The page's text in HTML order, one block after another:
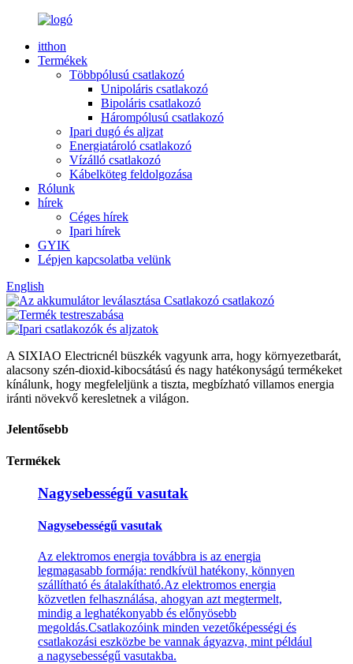
itthon
Termékek
Többpólusú csatlakozó
Unipoláris csatlakozó
Bipoláris csatlakozó
Hárompólusú csatlakozó
Ipari dugó és aljzat
Energiatároló csatlakozó
Vízálló csatlakozó
Kábelköteg feldolgozása
Rólunk
hírek
Céges hírek
Ipari hírek
GYIK
Lépjen kapcsolatba velünk
English
A SIXIAO Electricnél büszkék vagyunk arra, hogy környezetbarát,
alacsony szén-dioxid-kibocsátású és nagy hatékonyságú termékeket
kínálunk, hogy megfeleljünk a tiszta, megbízható villamos energia
iránti növekvő keresletnek a világon.
Jelentősebb
Termékek
Nagysebességű vasutak
Nagysebességű vasutak
Az elektromos energia továbbra is az energia
legmagasabb formája: rendkívül hatékony, könnyen
szállítható és átalakítható.Az elektromos energia
közvetlen felhasználása, ahogyan azt megtermelt,
mindig a leghatékonyabb és előnyösebb
megoldás.Csatlakozóink minden vezetőképességi és
csatlakozási eszközbe be vannak ágyazva, mint például
a nagysebességű vasutakba.